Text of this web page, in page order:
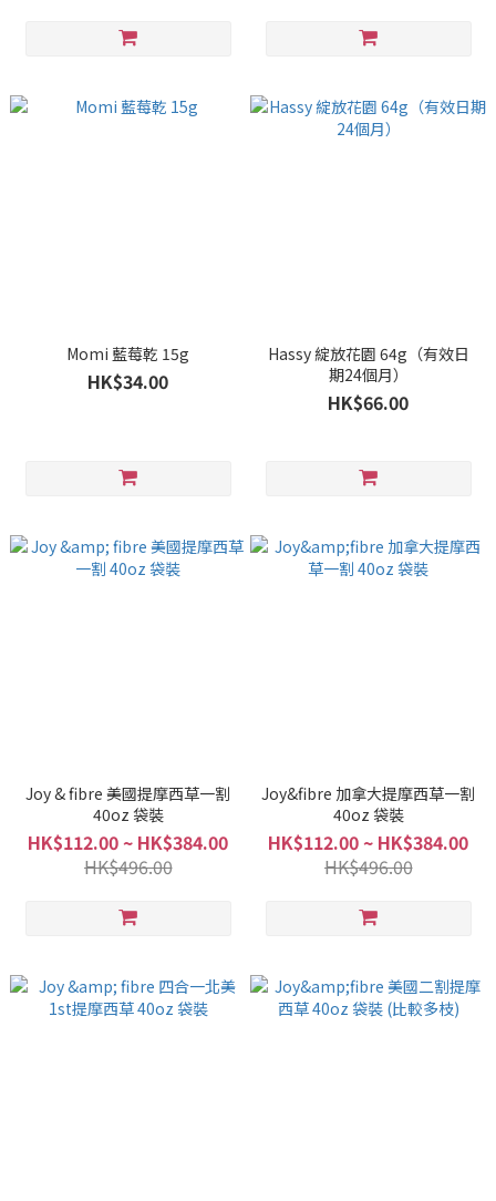
Momi 藍莓乾 15g
HK$34.00
Hassy 綻放花園 64g（有效日
期24個月）
HK$66.00
Joy & fibre 美國提摩西草一割
40oz 袋裝
HK$112.00 ~ HK$384.00
HK$496.00
Joy&fibre 加拿大提摩西草一割
40oz 袋裝
HK$112.00 ~ HK$384.00
HK$496.00